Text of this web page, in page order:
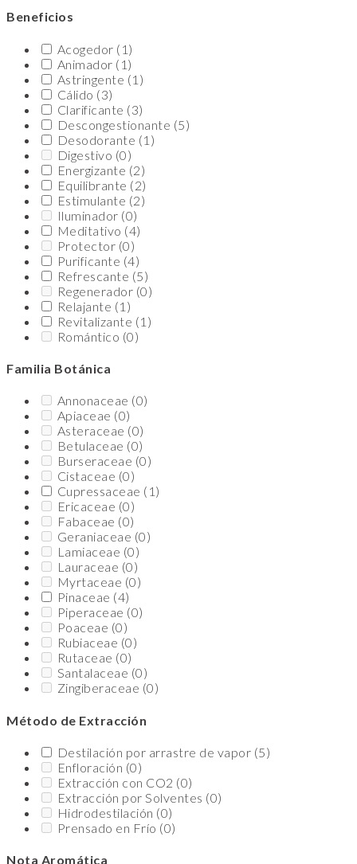
Beneficios
Acogedor (1)
Animador (1)
Astringente (1)
Cálido (3)
Clarificante (3)
Descongestionante (5)
Desodorante (1)
Digestivo (0)
Energizante (2)
Equilibrante (2)
Estimulante (2)
Iluminador (0)
Meditativo (4)
Protector (0)
Purificante (4)
Refrescante (5)
Regenerador (0)
Relajante (1)
Revitalizante (1)
Romántico (0)
Familia Botánica
Annonaceae (0)
Apiaceae (0)
Asteraceae (0)
Betulaceae (0)
Burseraceae (0)
Cistaceae (0)
Cupressaceae (1)
Ericaceae (0)
Fabaceae (0)
Geraniaceae (0)
Lamiaceae (0)
Lauraceae (0)
Myrtaceae (0)
Pinaceae (4)
Piperaceae (0)
Poaceae (0)
Rubiaceae (0)
Rutaceae (0)
Santalaceae (0)
Zingiberaceae (0)
Método de Extracción
Destilación por arrastre de vapor (5)
Enfloración (0)
Extracción con CO2 (0)
Extracción por Solventes (0)
Hidrodestilación (0)
Prensado en Frío (0)
Nota Aromática